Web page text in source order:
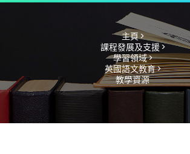
主頁 >
課程發展及支援 >
學習領域 >
英國語文教育 >
教學資源